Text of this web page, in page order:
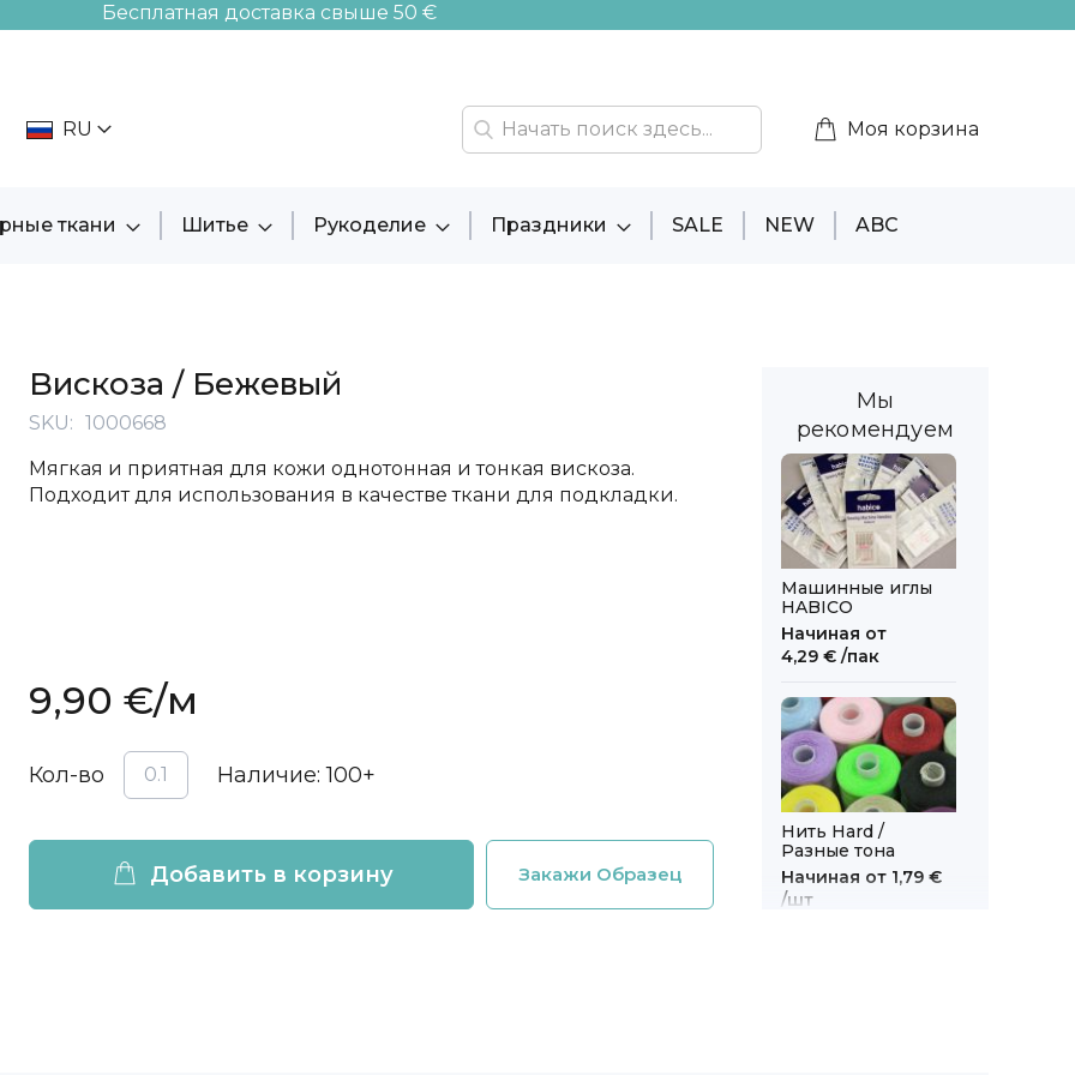
Бесплатная доставка свыше 50 €
RU Моя корзина
ткани Шитье Рукоделие Праздники SALE NEW ABC
Bискоза / Бежевый
SKU
1000668
Мягкая и приятная для кожи однотонная и тонкая вискоза.
Подходит для использования в качестве ткани для подкладки.
9,90 €/м
Кол-во Наличие:100+
Добавить в корзину Закажи Образец
Мы
рекомендуем
Машинные иглы
HABICO
Начиная от
4,29 € /пак
Нить Hard /
Разные тона
Начиная от 1,79 €
/шт